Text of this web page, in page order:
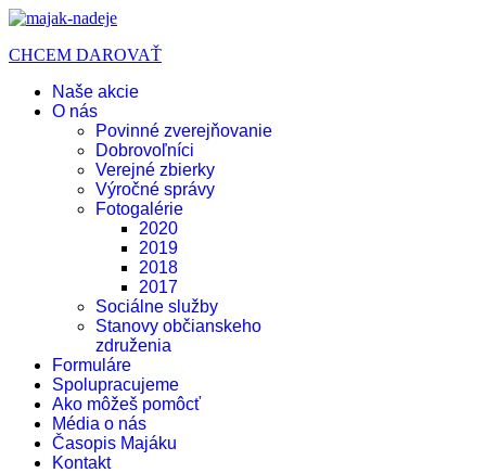
CHCEM DAROVAŤ
Naše akcie
O nás
Povinné zverejňovanie
Dobrovoľníci
Verejné zbierky
Výročné správy
Fotogalérie
2020
2019
2018
2017
Sociálne služby
Stanovy občianskeho
združenia
Formuláre
Spolupracujeme
Ako môžeš pomôcť
Média o nás
Časopis Majáku
Kontakt